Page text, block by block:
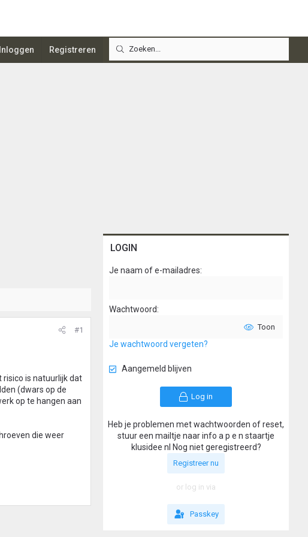
Inloggen Registreren
#1
risico is natuurlijk dat
(dwars op de
op te hangen aan
die weer
LOGIN
Je naam of e-mailadres
Wachtwoord
Toon
Je wachtwoord vergeten?
Aangemeld blijven
Log in
Heb je problemen met wachtwoorden of reset,
stuur een mailtje naar info a p e n staartje
klusidee nl Nog niet geregistreerd?
Registreer nu
or log in via
Passkey